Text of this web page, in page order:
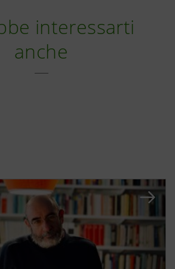
interessarti
anche